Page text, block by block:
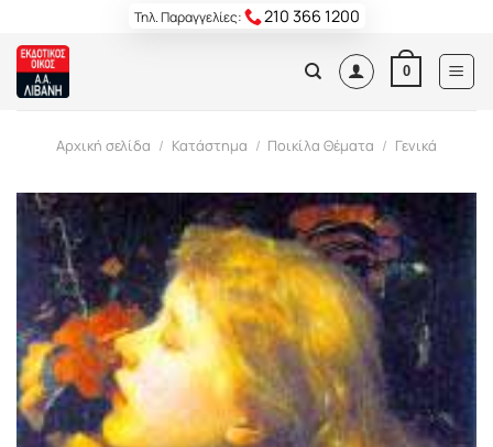
content
Τηλ. Παραγγελίες: 210 366 1200
0
Αρχική σελίδα / Κατάστημα / Ποικίλα Θέματα / Γενικά